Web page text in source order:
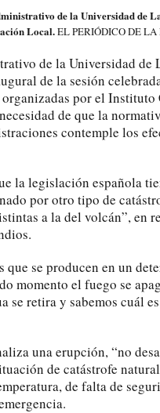
de la Universidad de
Local.EL PERIÓDICO DE
de la Universidad de
de la sesión
por el Instituto
de que la
contemple los
la legislación española
por otro tipo de
a la del volcán”, en
que se producen en un
momento el fuego se
se retira y sabemos cuál
una erupción, “no
de catástrofe
de falta de